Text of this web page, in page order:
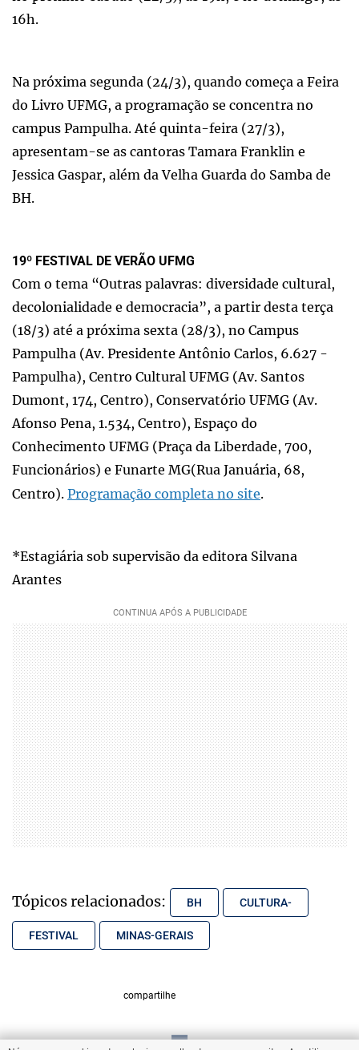
16h.
Na próxima segunda (24/3), quando começa a Feira
do Livro UFMG, a programação se concentra no
campus Pampulha. Até quinta-feira (27/3),
apresentam-se as cantoras Tamara Franklin e
Jessica Gaspar, além da Velha Guarda do Samba de
BH.
19º FESTIVAL DE VERÃO UFMG
Com o tema “Outras palavras: diversidade cultural,
decolonialidade e democracia”, a partir desta terça
(18/3) até a próxima sexta (28/3), no Campus
Pampulha (Av. Presidente Antônio Carlos, 6.627 -
Pampulha), Centro Cultural UFMG (Av. Santos
Dumont, 174, Centro), Conservatório UFMG (Av.
Afonso Pena, 1.534, Centro), Espaço do
Conhecimento UFMG (Praça da Liberdade, 700,
Funcionários) e Funarte MG(Rua Januária, 68,
Centro). Programação completa no site.
*Estagiária sob supervisão da editora Silvana
Arantes
Tópicos relacionados: BH CULTURA-
FESTIVAL MINAS-GERAIS
compartilhe